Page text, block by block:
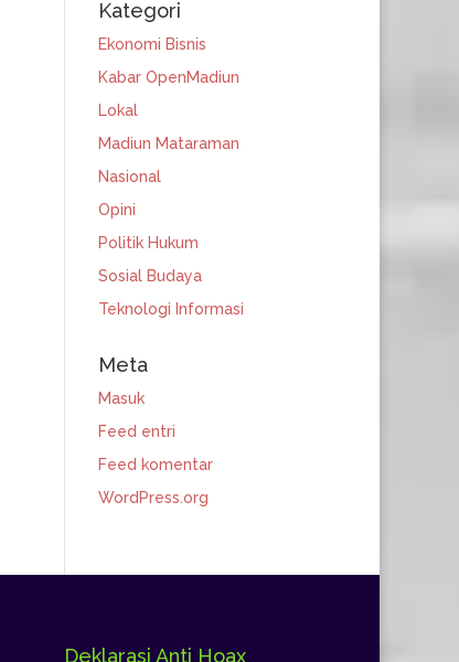
Kategori
Ekonomi Bisnis
Kabar OpenMadiun
Lokal
Madiun Mataraman
Nasional
Opini
Politik Hukum
Sosial Budaya
Teknologi Informasi
Meta
Masuk
Feed entri
Feed komentar
WordPress.org
Deklarasi Anti Hoax